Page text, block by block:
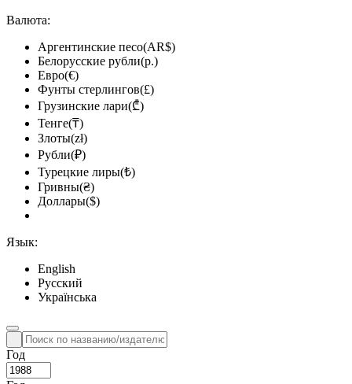
Валюта:
Аргентинские песо(AR$)
Белорусские рубли(р.)
Евро(€)
Фунты стерлингов(£)
Грузинские лари(₾)
Тенге(₸)
Злоты(zł)
Рубли(₽)
Турецкие лиры(₺)
Гривны(₴)
Доллары($)
Язык:
English
Русский
Українська
Год